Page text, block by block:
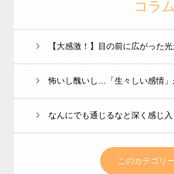
コラム
【大感激！】目の前に広がった
怖いし醜いし…「生々しい感情」
なんにでも通じるなと深く感じ
このカテゴリ